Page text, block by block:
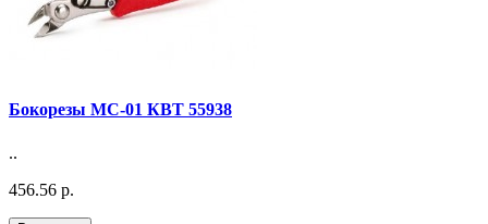
Бокорезы MC-01 КВТ 55938
..
456.56 р.